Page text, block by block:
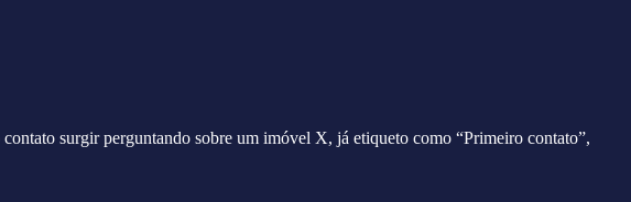
contato surgir perguntando sobre um imóvel X, já etiqueto como “Primeiro contato”,